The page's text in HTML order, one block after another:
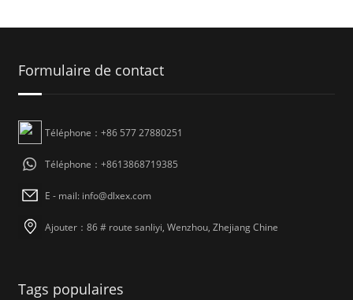
Formulaire de contact
Téléphone：+86 577 27880251
Téléphone：+8613868719385
E - mail: info@dlxex.com
Ajouter：86 # route sanliyi, Wenzhou, Zhejiang Chine
Tags populaires